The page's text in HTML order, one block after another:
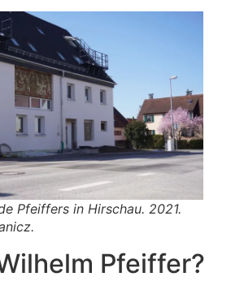
Pfeiffers in Hirschau. 2021.
Pfeiffer?